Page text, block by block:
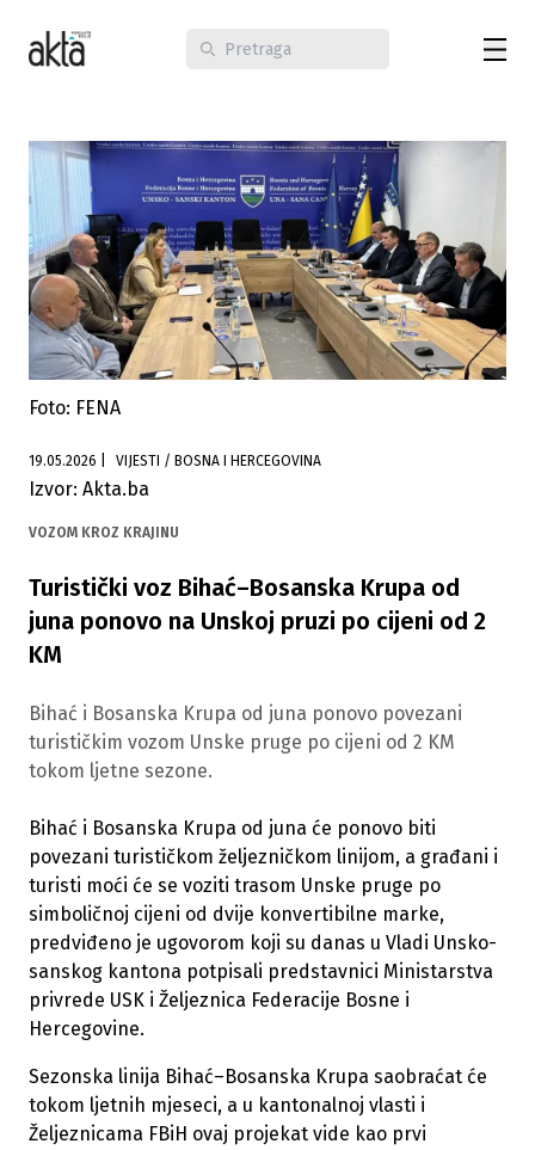
Foto: FENA
19.05.2026 VIJESTI / BOSNA I HERCEGOVINA
Izvor: Akta.ba
VOZOM KROZ KRAJINU
Turistički voz Bihać–Bosanska Krupa od
juna ponovo na Unskoj pruzi po cijeni od 2
KM
Bihać i Bosanska Krupa od juna ponovo povezani
turističkim vozom Unske pruge po cijeni od 2 KM
tokom ljetne sezone.
Bihać i Bosanska Krupa od juna će ponovo biti
povezani turističkom željezničkom linijom, a građani i
turisti moći će se voziti trasom Unske pruge po
simboličnoj cijeni od dvije konvertibilne marke,
predviđeno je ugovorom koji su danas u Vladi Unsko-
sanskog kantona potpisali predstavnici Ministarstva
privrede USK i Željeznica Federacije Bosne i
Hercegovine.
Sezonska linija Bihać–Bosanska Krupa saobraćat će
tokom ljetnih mjeseci, a u kantonalnoj vlasti i
Željeznicama FBiH ovaj projekat vide kao prvi